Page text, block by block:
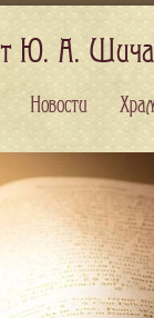
Ю. А.
Новости